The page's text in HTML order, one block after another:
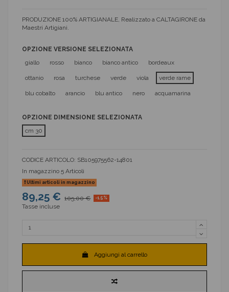
PRODUZIONE 100% ARTIGIANALE, Realizzato a CALTAGIRONE da
Maestri Artigiani.
OPZIONE VERSIONE SELEZIONATA
giallo
rosso bianco bianco antico bordeaux
ottanio rosa turchese verde viola verde rame
blu cobalto arancio blu antico nero acquamarina
OPZIONE DIMENSIONE SELEZIONATA
cm 30
CODICE ARTICOLO: SB105975562-14801
In magazzino 5 Articoli
Ultimi articoli in magazzino
89,25 € 105,00 € -15%
Tasse incluse
Aggiungi al carrello